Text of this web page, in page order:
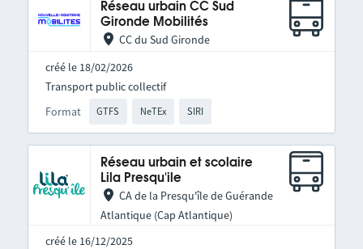
Réseau urbain CC Sud
Gironde Mobilités
CC du Sud Gironde
créé le 18/02/2026
Format GTFS NeTEx SIRI
Transport public collectif
Réseau urbain et scolaire
Lila Presqu'ile
CA de la Presqu'île de Guérande
Atlantique (Cap Atlantique)
créé le 16/12/2025